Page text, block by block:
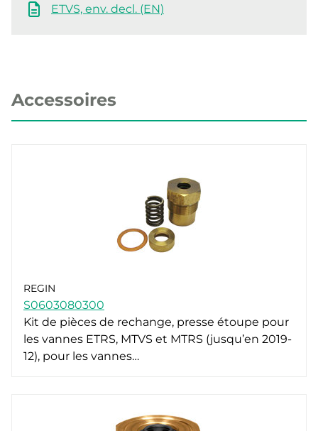
ETVS, env. decl. (EN)
Accessoires
REGIN
S0603080300
Kit de pièces de rechange, presse étoupe pour
les vannes ETRS, MTVS et MTRS (jusqu’en 2019-
12), pour les vannes…